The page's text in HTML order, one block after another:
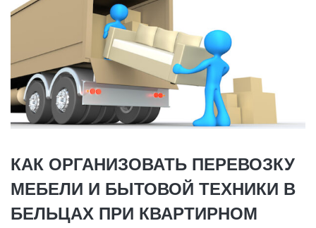
КАК ОРГАНИЗОВАТЬ ПЕРЕВОЗКУ
МЕБЕЛИ И БЫТОВОЙ ТЕХНИКИ В
БЕЛЬЦАХ ПРИ КВАРТИРНОМ